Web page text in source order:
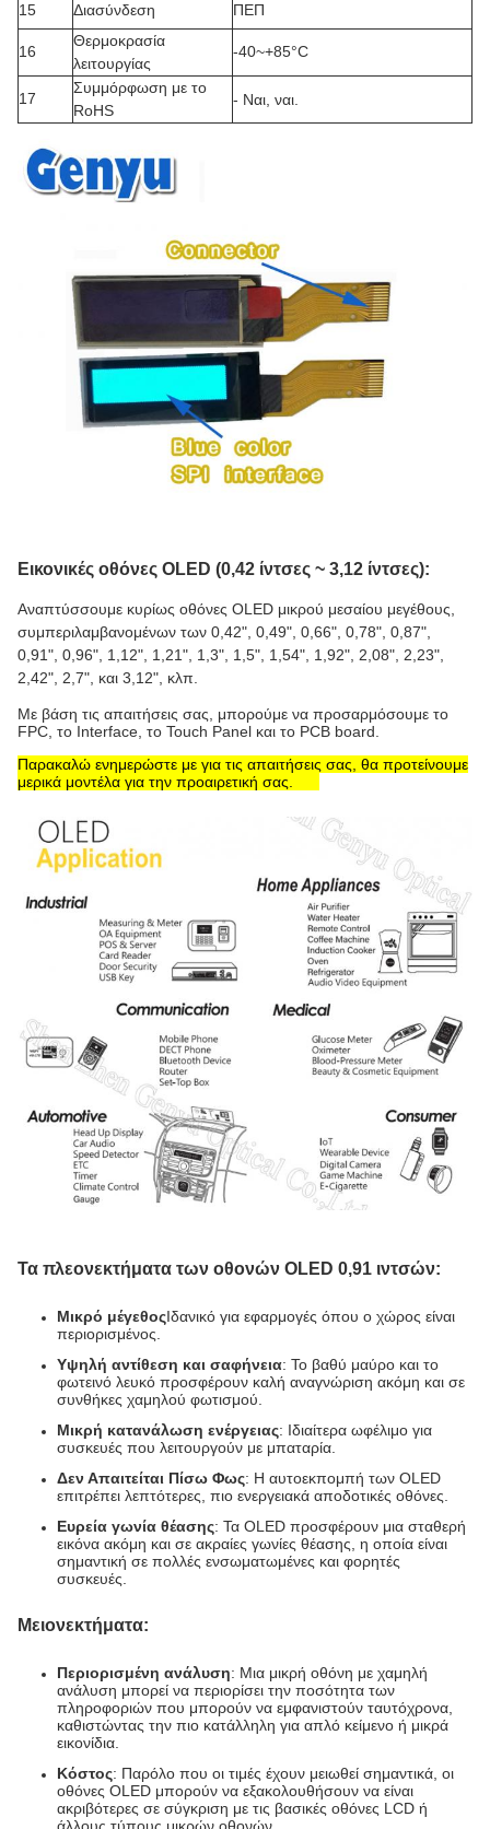
15 Διασύνδεση ΠΕΠ
16
Θερμοκρασία
λειτουργίας
-40~+85°C
17
Συμμόρφωση με το
RoHS
- Ναι, ναι.
Εικονικές οθόνες OLED (0,42 ίντσες ~ 3,12 ίντσες):
Αναπτύσσουμε κυρίως οθόνες OLED μικρού μεσαίου μεγέθους,
συμπεριλαμβανομένων των 0,42", 0,49", 0,66", 0,78", 0,87",
0,91", 0,96", 1,12", 1,21", 1,3", 1,5", 1,54", 1,92", 2,08", 2,23",
2,42", 2,7", και 3,12", κλπ.
Με βάση τις απαιτήσεις σας, μπορούμε να προσαρμόσουμε το
FPC, το Interface, το Touch Panel και το PCB board.
Παρακαλώ ενημερώστε με για τις απαιτήσεις σας, θα προτείνουμε
μερικά μοντέλα για την προαιρετική σας.
Τα πλεονεκτήματα των οθονών OLED 0,91 ιντσών:
Μικρό μέγεθοςΙδανικό για εφαρμογές όπου ο χώρος είναι
περιορισμένος.
Υψηλή αντίθεση και σαφήνεια: Το βαθύ μαύρο και το
φωτεινό λευκό προσφέρουν καλή αναγνώριση ακόμη και σε
συνθήκες χαμηλού φωτισμού.
Μικρή κατανάλωση ενέργειας: Ιδιαίτερα ωφέλιμο για
συσκευές που λειτουργούν με μπαταρία.
Δεν Απαιτείται Πίσω Φως: Η αυτοεκπομπή των OLED
επιτρέπει λεπτότερες, πιο ενεργειακά αποδοτικές οθόνες.
Ευρεία γωνία θέασης: Τα OLED προσφέρουν μια σταθερή
εικόνα ακόμη και σε ακραίες γωνίες θέασης, η οποία είναι
σημαντική σε πολλές ενσωματωμένες και φορητές
συσκευές.
Μειονεκτήματα:
Περιορισμένη ανάλυση: Μια μικρή οθόνη με χαμηλή
ανάλυση μπορεί να περιορίσει την ποσότητα των
πληροφοριών που μπορούν να εμφανιστούν ταυτόχρονα,
καθιστώντας την πιο κατάλληλη για απλό κείμενο ή μικρά
εικονίδια.
Κόστος: Παρόλο που οι τιμές έχουν μειωθεί σημαντικά, οι
οθόνες OLED μπορούν να εξακολουθήσουν να είναι
ακριβότερες σε σύγκριση με τις βασικές οθόνες LCD ή